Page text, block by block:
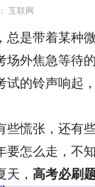
互联网
总是带着某种
场外焦急等待
试的铃声响起
些慌张，还有
要怎么走，不
天， 高考必刷